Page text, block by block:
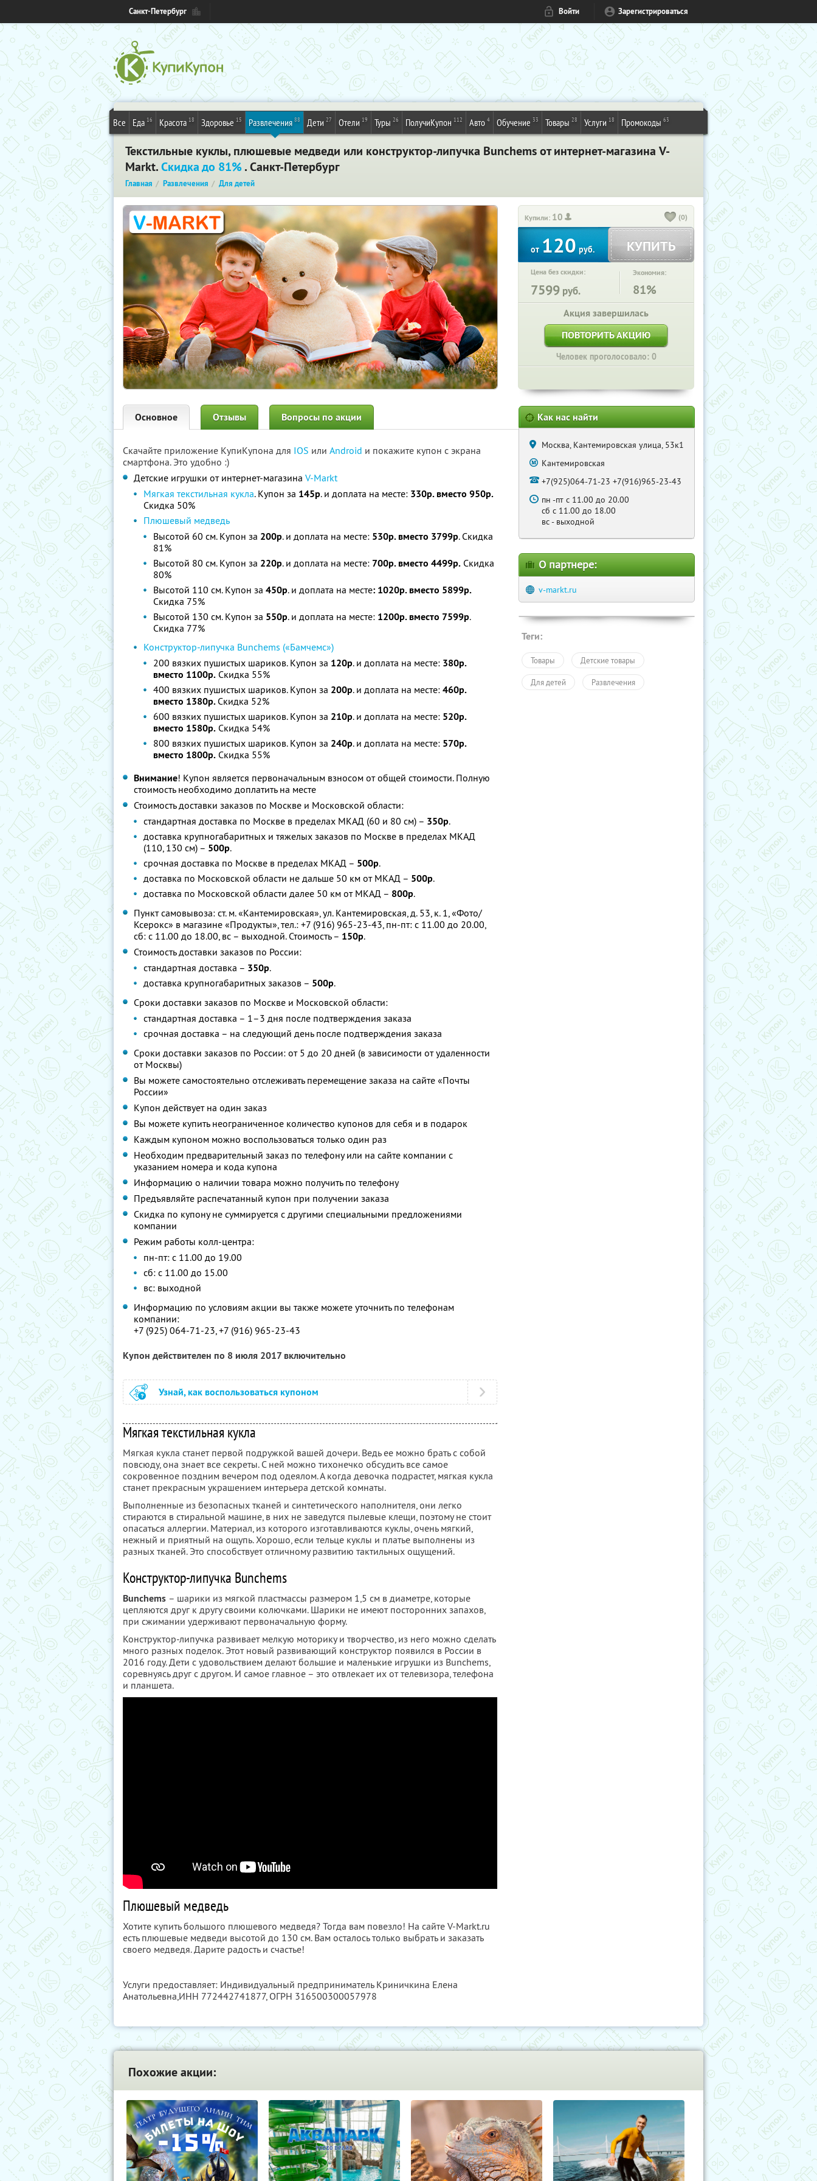
Санкт-Петербург Войти Зарегистрироваться
Все Еда 16 Красота 18 Здоровье 15 Развлечения 88 Дети 27 Отели 19 Туры 26 ПолучиКупон 112 Авто 4 Обучение 33 Товары 28 Услуги 18 Промокоды 63
Текстильные куклы, плюшевые медведи или конструктор-липучка Bunchems от интернет-магазина V-
Markt.Скидка до 81%. Санкт-Петербург
Главная Развлечения Для детей
Купили: 10 (0)
от120руб. КУПИТЬ
Цена без скидки:
7599 руб.
Экономия:
81%
Акция завершилась
ПОВТОРИТЬ АКЦИЮ
Человек проголосовало: 0
Основное Отзывы Вопросы по акции
Скачайте приложение КупиКупона для IOS или Android и покажите купон с экрана
смартфона. Это удобно :)
Детские игрушки от интернет-магазина V-Markt
Мягкая текстильная кукла. Купон за 145р. и доплата на месте: 330р. вместо 950р.
Скидка 50%
Плюшевый медведь
Высотой 60 см. Купон за 200р. и доплата на месте: 530р. вместо 3799р. Скидка
81%
Высотой 80 см. Купон за 220р. и доплата на месте: 700р. вместо 4499р. Скидка
80%
Высотой 110 см. Купон за 450р. и доплата на месте: 1020р. вместо 5899р.
Скидка 75%
Высотой 130 см. Купон за 550р. и доплата на месте: 1200р. вместо 7599р.
Скидка 77%
Конструктор-липучка Bunchems («Бамчемс»)
200 вязких пушистых шариков. Купон за 120р. и доплата на месте: 380р.
вместо 1100р. Скидка 55%
400 вязких пушистых шариков. Купон за 200р. и доплата на месте: 460р.
вместо 1380р. Скидка 52%
600 вязких пушистых шариков. Купон за 210р. и доплата на месте: 520р.
вместо 1580р. Скидка 54%
800 вязких пушистых шариков. Купон за 240р. и доплата на месте: 570р.
вместо 1800р. Скидка 55%
Внимание! Купон является первоначальным взносом от общей стоимости. Полную
стоимость необходимо доплатить на месте
Стоимость доставки заказов по Москве и Московской области:
стандартная доставка по Москве в пределах МКАД (60 и 80 см) – 350р.
доставка крупногабаритных и тяжелых заказов по Москве в пределах МКАД
(110, 130 см) – 500р.
срочная доставка по Москве в пределах МКАД – 500р.
доставка по Московской области не дальше 50 км от МКАД – 500р.
доставка по Московской области далее 50 км от МКАД – 800р.
Пункт самовывоза: ст. м. «Кантемировская», ул. Кантемировская, д. 53, к. 1, «Фото/
Ксерокс» в магазине «Продукты», тел.: +7 (916) 965-23-43, пн-пт: с 11.00 до 20.00,
сб: с 11.00 до 18.00, вс – выходной. Стоимость – 150р.
Стоимость доставки заказов по России:
стандартная доставка – 350р.
доставка крупногабаритных заказов – 500р.
Сроки доставки заказов по Москве и Московской области:
стандартная доставка – 1–3 дня после подтверждения заказа
срочная доставка – на следующий день после подтверждения заказа
Сроки доставки заказов по России: от 5 до 20 дней (в зависимости от удаленности
от Москвы)
Вы можете самостоятельно отслеживать перемещение заказа на сайте «Почты
России»
Купон действует на один заказ
Вы можете купить неограниченное количество купонов для себя и в подарок
Каждым купоном можно воспользоваться только один раз
Необходим предварительный заказ по телефону или на сайте компании с
указанием номера и кода купона
Информацию о наличии товара можно получить по телефону
Предъявляйте распечатанный купон при получении заказа
Скидка по купону не суммируется с другими специальными предложениями
компании
Режим работы колл-центра:
пн-пт: c 11.00 до 19.00
сб: с 11.00 до 15.00
вс: выходной
Информацию по условиям акции вы также можете уточнить по телефонам
компании:
+7 (925) 064-71-23, +7 (916) 965-23-43
Купон действителен по 8 июля 2017 включительно
Узнай, как воспользоваться купоном
Мягкая текстильная кукла
Мягкая кукла станет первой подружкой вашей дочери. Ведь ее можно брать с собой
повсюду, она знает все секреты. С ней можно тихонечко обсудить все самое
сокровенное поздним вечером под одеялом. А когда девочка подрастет, мягкая кукла
станет прекрасным украшением интерьера детской комнаты.
Выполненные из безопасных тканей и синтетического наполнителя, они легко
стираются в стиральной машине, в них не заведутся пылевые клещи, поэтому не стоит
опасаться аллергии. Материал, из которого изготавливаются куклы, очень мягкий,
нежный и приятный на ощупь. Хорошо, если тельце куклы и платье выполнены из
разных тканей. Это способствует отличному развитию тактильных ощущений.
Конструктор-липучка Bunchems
Bunchems – шарики из мягкой пластмассы размером 1,5 см в диаметре, которые
цепляются друг к другу своими колючками. Шарики не имеют посторонних запахов,
при сжимании удерживают первоначальную форму.
Конструктор-липучка развивает мелкую моторику и творчество, из него можно сделать
много разных поделок. Этот новый развивающий конструктор появился в России в
2016 году. Дети с удовольствием делают большие и маленькие игрушки из Bunchems,
соревнуясь друг с другом. И самое главное – это отвлекает их от телевизора, телефона
и планшета.
Плюшевый медведь
Хотите купить большого плюшевого медведя? Тогда вам повезло! На сайте V-Markt.ru
есть плюшевые медведи высотой до 130 см. Вам осталось только выбрать и заказать
своего медведя. Дарите радость и счастье!
Услуги предоставляет: Индивидуальный предприниматель Криничкина Елена
Анатольевна,ИНН 772442741877, ОГРН 316500300057978
Как нас найти
Москва, Кантемировская улица, 53к1
Кантемировская
+7(925)064-71-23 +7(916)965-23-43
пн -пт с 11.00 до 20.00
сб с 11.00 до 18.00
вс - выходной
О партнере:
v-markt.ru
Теги:
Товары Детские товары
Для детей Развлечения
Похожие акции: